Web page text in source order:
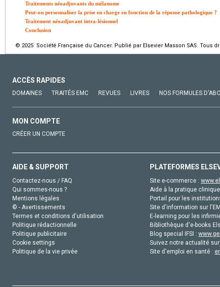
Traitements néoadjuvants du mélanome
Peut-on personnaliser la prise en charge en fonction de la réponse pathologique ?
Traitement néoadjuvant intra-lésionnel
Conclusion
© 2025 Société Française du Cancer. Publié par Elsevier Masson SAS. Tous
ACCÈS RAPIDES
DOMAINES TRAITÉS EMC REVUES LIVRES NOS FORMULES
MON COMPTE
CRÉER UN COMPTE
AIDE & SUPPORT
Contactez-nous / FAQ
Qui sommes-nous ?
Mentions légales
© - Avertissements
Termes et conditions d'utilisation
Politique rédactionnelle
Politique publicitaire
Cookie settings
Politique de la vie privée
PLATEFORMES
Site e-commerce :
Aide à la pratique
Portail pour les
Site d'information sur
E-learning pour les
Bibliothèque d'e-books
Blog special IFSI :
Suivez notre actualité
Site d'emploi en santé :